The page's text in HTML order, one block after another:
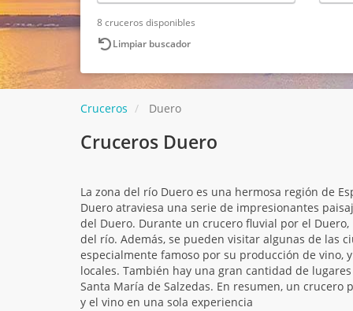
8 cruceros disponibles
Limpiar buscador
Cruceros Duero
Cruceros Duero
La zona del río Duero es una hermosa región de
Duero atraviesa una serie de impresionantes
del Duero. Durante un crucero fluvial por el
del río. Además, se pueden visitar algunas de las
especialmente famoso por su producción de vino,
locales. También hay una gran cantidad de
Santa María de Salzedas. En resumen, un
y el vino en una sola experiencia